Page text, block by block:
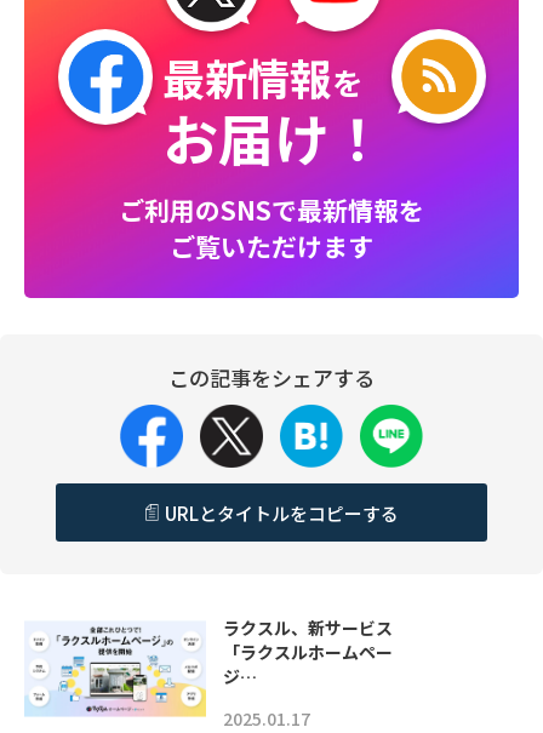
最新情報を
お届け！
ご利用のSNSで最新情報を
ご覧いただけます
この記事をシェアする
URLとタイトルをコピーする
ラクスル、新サービス
「ラクスルホームペー
ジ…
2025.01.17